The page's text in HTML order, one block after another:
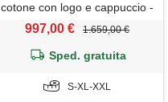
cotone con logo e cappuccio -
arancione
997,00 € 1.659,00 €
Sped. gratuita
S-XL-XXL